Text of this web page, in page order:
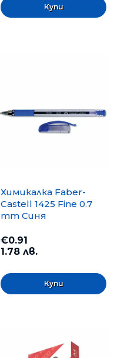
Химикалка Faber-
Castell 1425 Fine 0.7
mm Синя
€0.91
1.78 лв.